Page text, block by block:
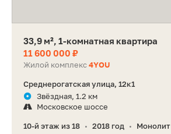
33,9 м², 1-комнатная квартира
11 600 000 ₽
Жилой комплекс4YOU
Среднерогатская улица, 12к1
Звёздная, 1.2 км
Московское шоссе
10-й этаж из 18 • 2018 год •
Монолит